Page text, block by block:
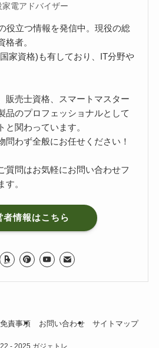
家電アドバイザー
役立つ情報を発信中。現役の総
格者。
家資格)も有しており、IT分野や
販売士資格、スマートマスター
品のプロフェッショナルとして
と関わっています。
問わず全般にお任せください！
質問はお気軽にお問い合わせフ
す。
者情報はこちら
免責事項 お問い合わせ サイトマップ
- 2025 ガジェトレ.